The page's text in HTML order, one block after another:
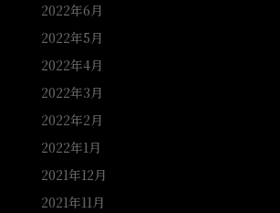
2022年6月
2022年5月
2022年4月
2022年3月
2022年2月
2022年1月
2021年12月
2021年11月